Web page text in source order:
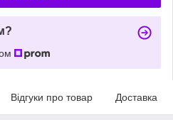
Відгуки про товар Доставка